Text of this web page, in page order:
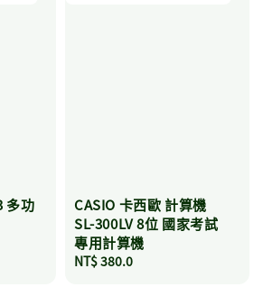
多功
CASIO 卡西歐 計算機
SL-300LV 8位 國家考試
專用計算機
Regular
NT$ 380.0